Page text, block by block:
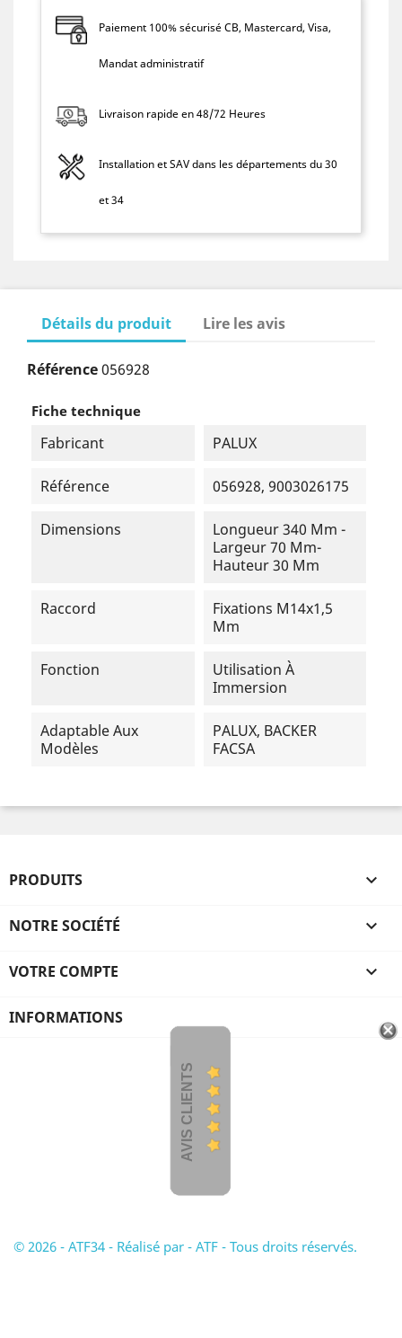
Paiement 100% sécurisé CB, Mastercard, Visa,
Mandat administratif
Livraison rapide en 48/72 Heures
Installation et SAV dans les départements du 30
et 34
Détails du produit Lire les avis
Référence056928
Fiche technique
Fabricant PALUX
Référence 056928, 9003026175
Dimensions
Longueur 340 Mm -
Largeur 70 Mm-
Hauteur 30 Mm
Raccord
Fixations M14x1,5
Mm
Fonction
Utilisation À
Immersion
Adaptable Aux
Modèles
PALUX, BACKER
FACSA
PRODUITS 
NOTRE SOCIÉTÉ 
VOTRE COMPTE 
INFORMATIONS
AVIS CLIENTS
© 2026 - ATF34 - Réalisé par - ATF - Tous droits réservés.